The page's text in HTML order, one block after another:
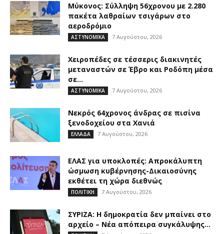
Μύκονος: Σύλληψη 56χρονου με 2.280
πακέτα λαθραίων τσιγάρων στο
αεροδρόμιο
ΑΣΤΥΝΟΜΙΚΑ 7 Αυγούστου, 2026
Χειροπέδες σε τέσσερις διακινητές
μεταναστών σε Έβρο και Ροδόπη μέσα
σε...
ΑΣΤΥΝΟΜΙΚΑ 7 Αυγούστου, 2026
Νεκρός 64χρονος άνδρας σε πισίνα
ξενοδοχείου στα Χανιά
ΕΛΛΑΔΑ 7 Αυγούστου, 2026
ΕΛΑΣ για υποκλοπές: Απροκάλυπτη
ώσμωση κυβέρνησης-Δικαιοσύνης
εκθέτει τη χώρα διεθνώς
ΠΟΛΙΤΙΚΗ 7 Αυγούστου, 2026
ΣΥΡΙΖΑ: Η δημοκρατία δεν μπαίνει στο
αρχείο – Νέα απόπειρα συγκάλυψης...